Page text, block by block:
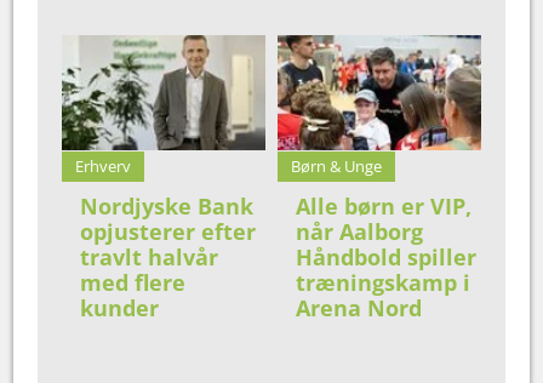
Erhverv
Nordjyske Bank
opjusterer efter
travlt halvår
med flere
kunder
Børn & Unge
Alle børn er VIP,
når Aalborg
Håndbold spiller
træningskamp i
Arena Nord